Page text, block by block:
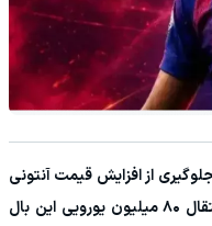
جلوگیری از افزایش قیمت آنتونی
گوردون پس از جام جهانی، عجله کرد و انتقال ۸۰ میلیون یورویی این بال